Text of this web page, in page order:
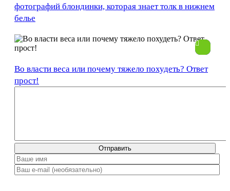
фотографий блондинки, которая знает толк в нижнем
белье
Во власти веса или почему тяжело похудеть? Ответ
прост!
Отправить